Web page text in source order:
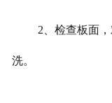
2、检查板面
洗。